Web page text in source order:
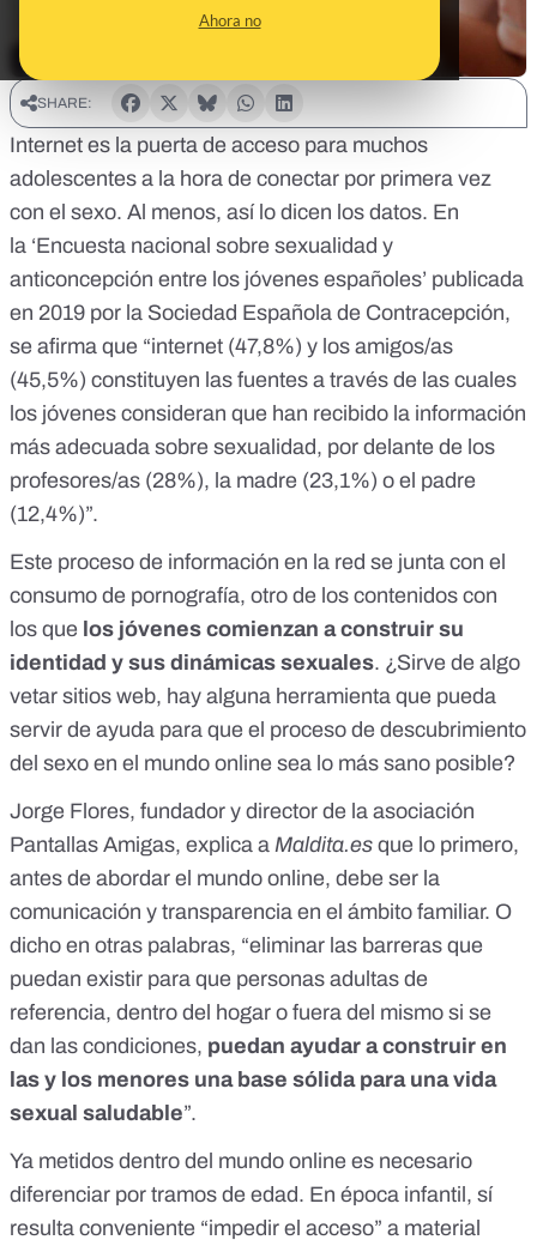
Ahora no
SHARE:
Internet es la puerta de acceso para muchos
adolescentes a la hora de conectar por primera vez
con el sexo. Al menos, así lo dicen los datos. En
la ‘Encuesta nacional sobre sexualidad y
anticoncepción entre los jóvenes españoles’ publicada
en 2019 por la Sociedad Española de Contracepción,
se afirma que “internet (47,8%) y los amigos/as
(45,5%) constituyen las fuentes a través de las cuales
los jóvenes consideran que han recibido la información
más adecuada sobre sexualidad, por delante de los
profesores/as (28%), la madre (23,1%) o el padre
(12,4%)”.
Este proceso de información en la red se junta con el
consumo de pornografía, otro de los contenidos con
los que los jóvenes comienzan a construir su
identidad y sus dinámicas sexuales. ¿Sirve de algo
vetar sitios web, hay alguna herramienta que pueda
servir de ayuda para que el proceso de descubrimiento
del sexo en el mundo online sea lo más sano posible?
Jorge Flores, fundador y director de la asociación
Pantallas Amigas, explica a Maldita.es que lo primero,
antes de abordar el mundo online, debe ser la
comunicación y transparencia en el ámbito familiar. O
dicho en otras palabras, “eliminar las barreras que
puedan existir para que personas adultas de
referencia, dentro del hogar o fuera del mismo si se
dan las condiciones, puedan ayudar a construir en
las y los menores una base sólida para una vida
sexual saludable”.
Ya metidos dentro del mundo online es necesario
diferenciar por tramos de edad. En época infantil, sí
resulta conveniente “impedir el acceso” a material